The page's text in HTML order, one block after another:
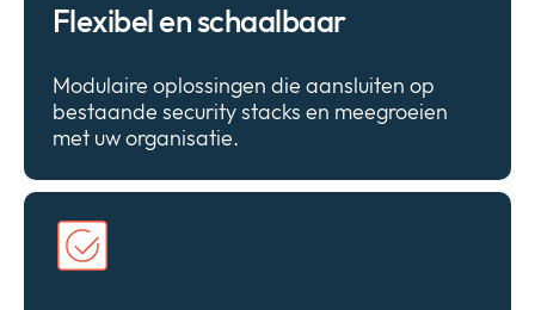
Flexibel en schaalbaar
Modulaire oplossingen die aansluiten op
bestaande security stacks en meegroeien
met uw organisatie.